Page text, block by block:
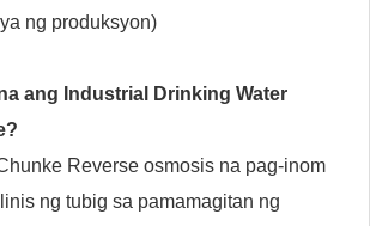
ng produksyon)
ang Industrial Drinking Water
Reverse osmosis na pag-inom
ng tubig sa pamamagitan ng